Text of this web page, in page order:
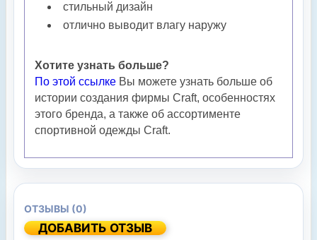
стильный дизайн
отлично выводит влагу наружу
Хотите узнать больше?
По этой ссылке Вы можете узнать больше об
истории создания фирмы Craft, особенностях
этого бренда, а также об ассортименте
спортивной одежды Craft.
ОТЗЫВЫ (0)
ДОБАВИТЬ ОТЗЫВ